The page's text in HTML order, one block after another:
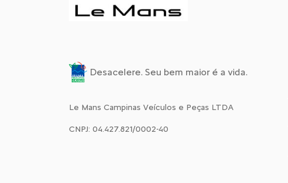
Desacelere. Seu bem maior é a vida.
Le Mans Campinas Veículos e Peças LTDA
CNPJ: 04.427.821/0002-40